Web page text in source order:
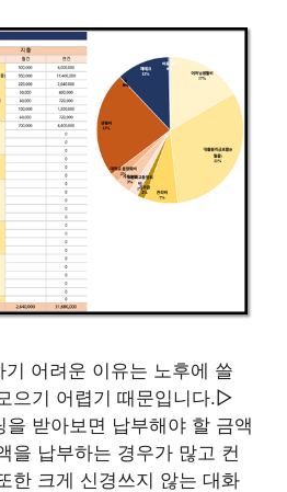
어려운 이유는 노후에 쓸
으기 어렵기 때문입니다.▷
을 받아보면 납부해야 할 금액
을 납부하는 경우가 많고 컨
한 크게 신경쓰지 않는 대화